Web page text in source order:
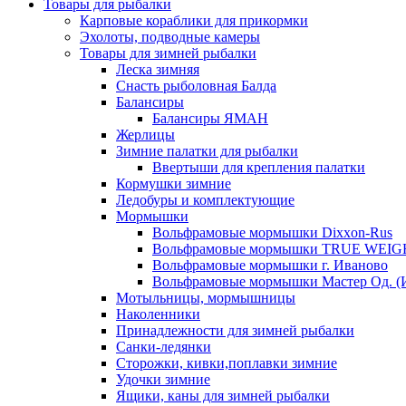
Товары для рыбалки
Карповые кораблики для прикормки
Эхолоты, подводные камеры
Товары для зимней рыбалки
Леска зимняя
Снасть рыболовная Балда
Балансиры
Балансиры ЯМАН
Жерлицы
Зимние палатки для рыбалки
Ввертыши для крепления палатки
Кормушки зимние
Ледобуры и комплектующие
Мормышки
Вольфрамовые мормышки Dixxon-Rus
Вольфрамовые мормышки TRUE
Вольфрамовые мормышки г. Иваново
Вольфрамовые мормышки Мастер Од.
Мотыльницы, мормышницы
Наколенники
Принадлежности для зимней рыбалки
Санки-ледянки
Сторожки, кивки,поплавки зимние
Удочки зимние
Ящики, каны для зимней рыбалки